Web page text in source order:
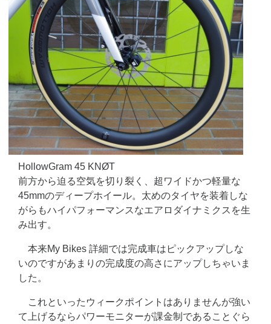
HollowGram 45 KNØT
前方から迫る空気を切り裂く、超ワイドかつ軽量な
45mmのディープホイール。太めのタイヤを装着しな
がらもハイパフォーマンスなエアロダイナミクスを生
み出す。
本来My Bikes 詳細では完成車はピックアップしな
いのですがあまりの完成度の高さにアップしちゃいま
した。
これといったウィークポイントはありませんが強い
て上げるならパワーモニターが課金制であることぐら